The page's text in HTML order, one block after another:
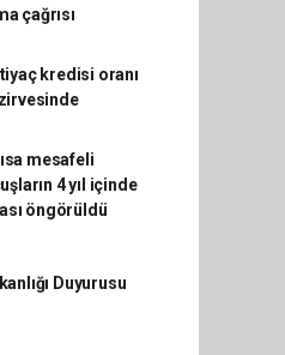
çağrısı
kredisi oranı
mesafeli
4 yıl içinde
öngörüldü
Duyurusu